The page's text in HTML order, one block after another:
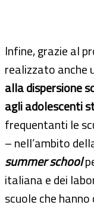
Infine, grazie al
realizzato anche
alla dispersione
agli adolescenti
frequentanti le
– nell’ambito
summer school
italiana e dei
scuole che